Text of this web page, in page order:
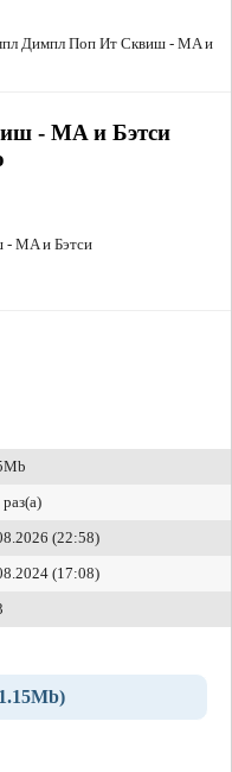
Димпл Поп Ит Сквиш - MA и
- MA и Бэтси
MA и Бэтси
(22:58)
(17:08)